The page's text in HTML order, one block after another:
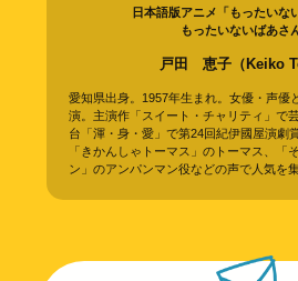
日本語版アニメ「もったいな
もったいないばあさ
戸田 恵子（Keiko
愛知県出身。1957年生まれ。女優・声優
演。主演作「スイート・チャリティ」で
台「渾・身・愛」で第24回紀伊國屋演劇
「きかんしゃトーマス」のトーマス、「
ン」のアンパンマン役などの声で人気を集